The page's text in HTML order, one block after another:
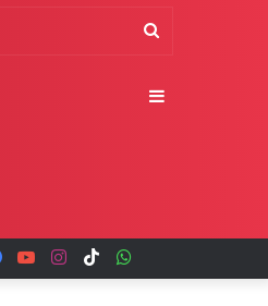
TikTok
Instagram
YouTube
Facebook
Buscar
Sidebar